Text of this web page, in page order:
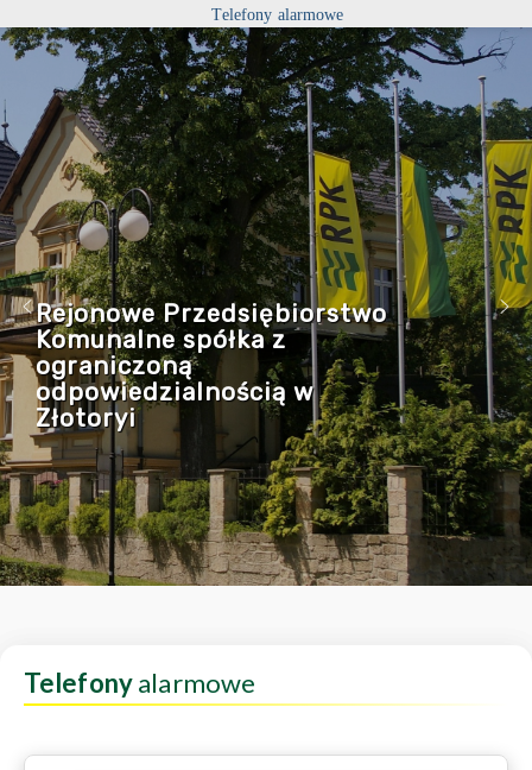
Telefony alarmowe
Rejonowe Przedsiębiorstwo
Komunalne spółka z
ograniczoną
odpowiedzialnością w
Złotoryi
Telefonyalarmowe